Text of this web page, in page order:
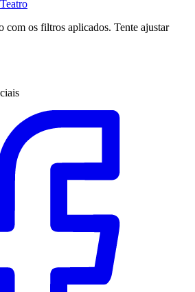
Teatro
com os filtros aplicados. Tente ajustar